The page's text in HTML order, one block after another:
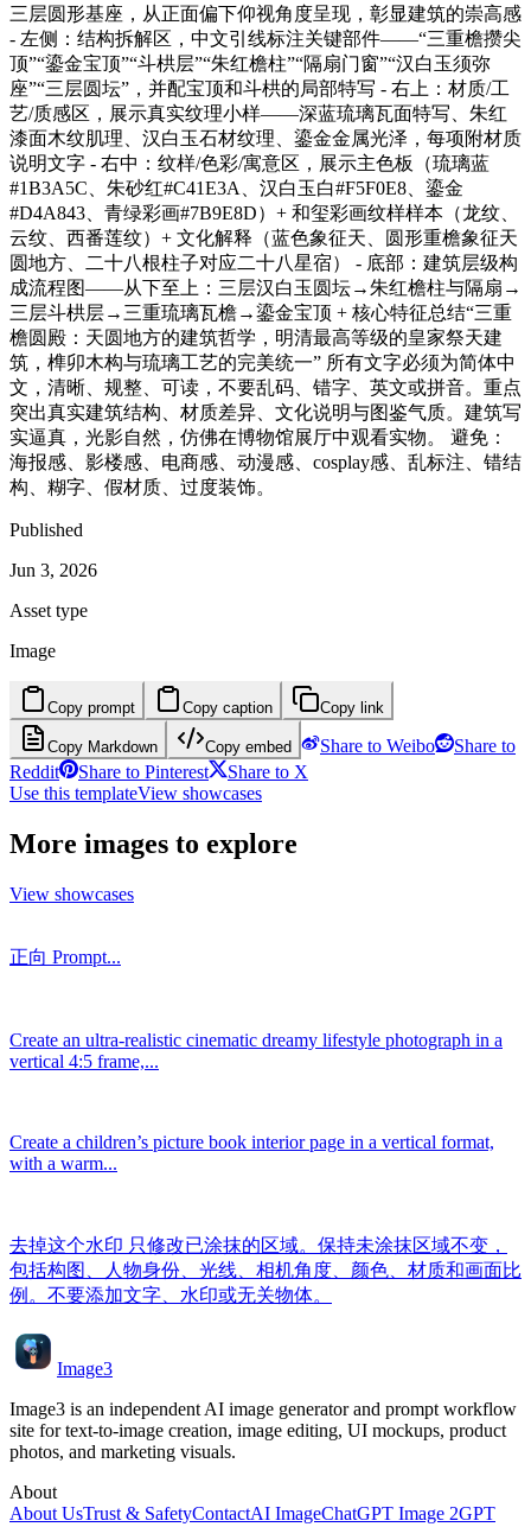
三层圆形基座，从正面偏下仰视角度呈现，彰显建筑的崇高感
- 左侧：结构拆解区，中文引线标注关键部件——“三重檐攒尖
顶”“鎏金宝顶”“斗栱层”“朱红檐柱”“隔扇门窗”“汉白玉须弥
座”“三层圆坛”，并配宝顶和斗栱的局部特写 - 右上：材质/工
艺/质感区，展示真实纹理小样——深蓝琉璃瓦面特写、朱红
漆面木纹肌理、汉白玉石材纹理、鎏金金属光泽，每项附材质
说明文字 - 右中：纹样/色彩/寓意区，展示主色板（琉璃蓝
#1B3A5C、朱砂红#C41E3A、汉白玉白#F5F0E8、鎏金
#D4A843、青绿彩画#7B9E8D）+ 和玺彩画纹样样本（龙纹、
云纹、西番莲纹）+ 文化解释（蓝色象征天、圆形重檐象征天
圆地方、二十八根柱子对应二十八星宿） - 底部：建筑层级构
成流程图——从下至上：三层汉白玉圆坛→朱红檐柱与隔扇→
三层斗栱层→三重琉璃瓦檐→鎏金宝顶 + 核心特征总结“三重
檐圆殿：天圆地方的建筑哲学，明清最高等级的皇家祭天建
筑，榫卯木构与琉璃工艺的完美统一” 所有文字必须为简体中
文，清晰、规整、可读，不要乱码、错字、英文或拼音。重点
突出真实建筑结构、材质差异、文化说明与图鉴气质。建筑写
实逼真，光影自然，仿佛在博物馆展厅中观看实物。 避免：
海报感、影楼感、电商感、动漫感、cosplay感、乱标注、错结
构、糊字、假材质、过度装饰。
Published
Jun 3, 2026
Asset type
Image
Copy prompt Copy caption Copy link
Copy Markdown Copy embed Share to Weibo
Share to
Reddit
Share to Pinterest
Share to X
Use this templateView showcases
More images to explore
View showcases
正向 Prompt...
Create an ultra-realistic cinematic dreamy lifestyle photograph in a
vertical 4:5 frame,...
Create a children’s picture book interior page in a vertical format,
with a warm...
去掉这个水印 只修改已涂抹的区域。保持未涂抹区域不变，
包括构图、人物身份、光线、相机角度、颜色、材质和画面比
例。不要添加文字、水印或无关物体。
Image3
Image3 is an independent AI image generator and prompt workflow
site for text-to-image creation, image editing, UI mockups, product
photos, and marketing visuals.
About
About UsTrust & SafetyContactAI ImageChatGPT Image 2GPT